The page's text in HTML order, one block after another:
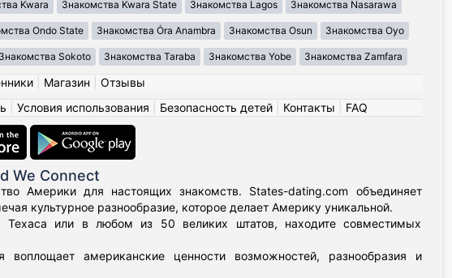
Kwara Знакомства Kwara State Знакомства Lagos Знакомства Nasarawa
Ondo State Знакомства Ȯra Anambra Знакомства Osun Знакомства Oyo
Знакомства Sokoto Знакомства Taraba Знакомства Yobe Знакомства Zamfara
| Магазин
Отзывы
Условия использования Безопасность детей Контакты FAQ
We Connect
Америки для настоящих знакомств. States-dating.com объединяет
культурное разнообразие, которое делает Америку уникальной.
или в любом из 50 великих штатов, находите совместимых
американские ценности возможностей, разнообразия и